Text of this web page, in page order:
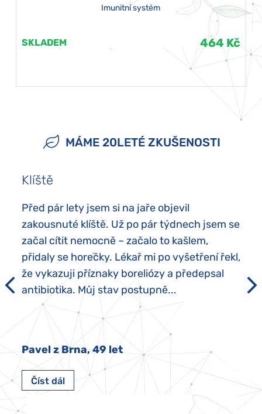
Imunitní systém
SKLADEM 464 Kč
MÁME 20LETÉ ZKUŠENOSTI
Klíště
Před pár lety jsem si na jaře objevil
zakousnuté klíště. Už po pár týdnech jsem se
začal cítit nemocně – začalo to kašlem,
přidaly se horečky. Lékař mi po vyšetření řekl,
že vykazuji příznaky boreliózy a předepsal
antibiotika. Můj stav postupně...
Pavel z Brna, 49 let
Číst dál